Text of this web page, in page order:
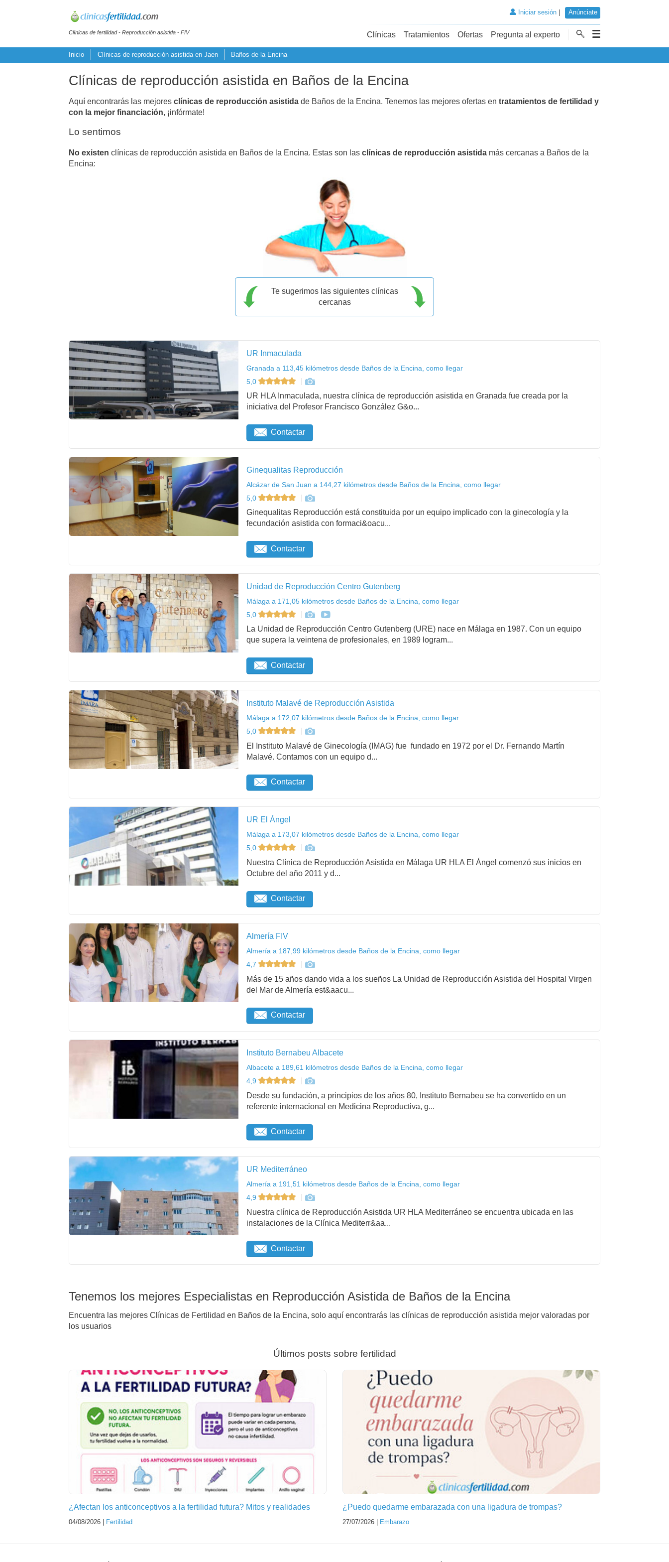
Clínicas de fertilidad - Reproducción asistida - FIV
Iniciar sesión| Anúnciate
Clínicas Tratamientos Ofertas Pregunta al experto
Inicio Clínicas de reproducción asistida en Jaen Baños de la Encina
Clínicas de reproducción asistida en Baños de la Encina
Aquí encontrarás las mejores clínicas de reproducción asistida de Baños de la Encina. Tenemos las mejores ofertas en tratamientos de fertilidad y
con la mejor financiación, ¡infórmate!
Lo sentimos
No existen clínicas de reproducción asistida en Baños de la Encina. Estas son las clínicas de reproducción asistida más cercanas a Baños de la
Encina:
Te sugerimos las siguientes clínicas
cercanas
UR Inmaculada
Granada a 113,45 kilómetros desde Baños de la Encina, como llegar
5,0
UR HLA Inmaculada, nuestra clínica de reproducción asistida en Granada fue creada por la
iniciativa del Profesor Francisco González G&o...
Contactar
Ginequalitas Reproducción
Alcázar de San Juan a 144,27 kilómetros desde Baños de la Encina, como llegar
5,0
Ginequalitas Reproducción está constituida por un equipo implicado con la ginecología y la
fecundación asistida con formaci&oacu...
Contactar
Unidad de Reproducción Centro Gutenberg
Málaga a 171,05 kilómetros desde Baños de la Encina, como llegar
5,0
La Unidad de Reproducción Centro Gutenberg (URE) nace en Málaga en 1987. Con un equipo
que supera la veintena de profesionales, en 1989 logram...
Contactar
Instituto Malavé de Reproducción Asistida
Málaga a 172,07 kilómetros desde Baños de la Encina, como llegar
5,0
El Instituto Malavé de Ginecología (IMAG) fue fundado en 1972 por el Dr. Fernando Martín
Malavé. Contamos con un equipo d...
Contactar
UR El Ángel
Málaga a 173,07 kilómetros desde Baños de la Encina, como llegar
5,0
Nuestra Clínica de Reproducción Asistida en Málaga UR HLA El Ángel comenzó sus inicios en
Octubre del año 2011 y d...
Contactar
Almería FIV
Almería a 187,99 kilómetros desde Baños de la Encina, como llegar
4,7
Más de 15 años dando vida a los sueños La Unidad de Reproducción Asistida del Hospital Virgen
del Mar de Almería est&aacu...
Contactar
Instituto Bernabeu Albacete
Albacete a 189,61 kilómetros desde Baños de la Encina, como llegar
4,9
Desde su fundación, a principios de los años 80, Instituto Bernabeu se ha convertido en un
referente internacional en Medicina Reproductiva, g...
Contactar
UR Mediterráneo
Almería a 191,51 kilómetros desde Baños de la Encina, como llegar
4,9
Nuestra clínica de Reproducción Asistida UR HLA Mediterráneo se encuentra ubicada en las
instalaciones de la Clínica Mediterr&aa...
Contactar
Tenemos los mejores Especialistas en Reproducción Asistida de Baños de la Encina
Encuentra las mejores Clínicas de Fertilidad en Baños de la Encina, solo aquí encontrarás las clínicas de reproducción asistida mejor valoradas por
los usuarios
Últimos posts sobre fertilidad
¿Afectan los anticonceptivos a la fertilidad futura? Mitos y realidades
04/08/2026 | Fertilidad
¿Puedo quedarme embarazada con una ligadura de trompas?
27/07/2026 | Embarazo